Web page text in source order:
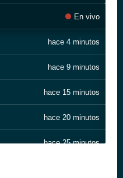
En vivo
hace 4 minutos
hace 9 minutos
hace 15 minutos
hace 20 minutos
hace 25 minutos